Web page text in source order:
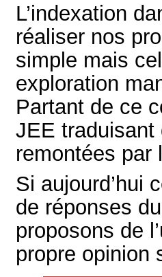
L’indexation
réaliser nos
simple mais
exploration
Partant de ce
JEE traduisant
remontées par
Si aujourd’hui
de réponses
proposons de
propre opinion